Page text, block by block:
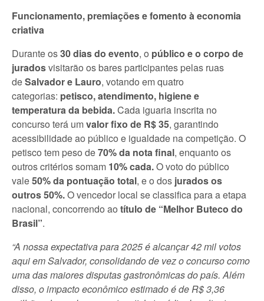
Funcionamento, premiações e fomento à economia
criativa
Durante os30 dias do evento, o público e o corpo de
juradosvisitarão os bares participantes pelas ruas
deSalvador e Lauro, votando em quatro
categorias: petisco, atendimento, higiene e
temperatura da bebida.Cada iguaria inscrita no
concurso terá umvalor fixo de R$ 35, garantindo
acessibilidade ao público e igualdade na competição. O
petisco tem peso de70% da nota final, enquanto os
outros critérios somam 10% cada.O voto do público
vale50% da pontuação total, e o dos jurados os
outros 50%.O vencedor local se classifica para a etapa
nacional, concorrendo ao título de “Melhor Buteco do
Brasil”.
“A nossa expectativa para 2025 é alcançar 42 mil votos
aqui em Salvador, consolidando de vez o concurso como
uma das maiores disputas gastronômicas do país. Além
disso, o impacto econômico estimado é de R$ 3,36